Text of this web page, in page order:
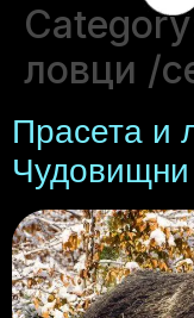
ловци /
Прасета и
Чудовищни